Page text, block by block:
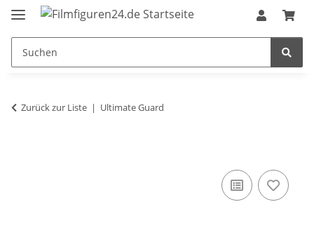
Zurück zur Liste Ultimate Guard